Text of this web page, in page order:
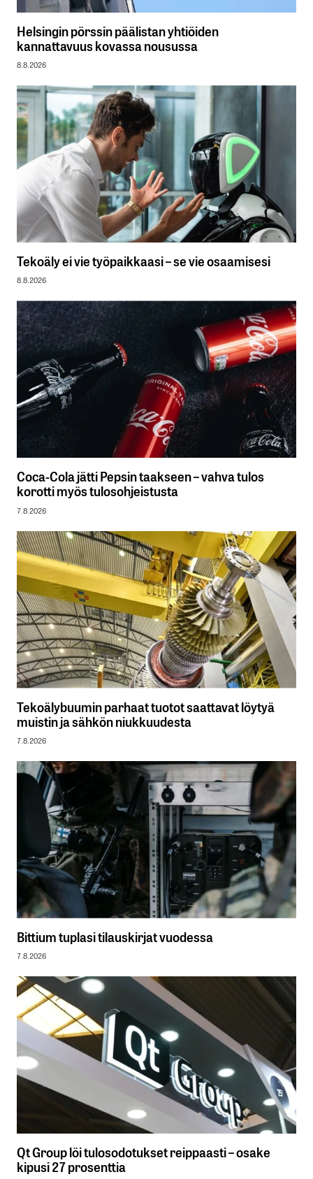
Helsingin pörssin päälistan yhtiöiden
kannattavuus kovassa nousussa
8.8.2026
Tekoäly ei vie työpaikkaasi – se vie osaamisesi
8.8.2026
Coca-Cola jätti Pepsin taakseen – vahva tulos
korotti myös tulosohjeistusta
7.8.2026
Tekoälybuumin parhaat tuotot saattavat löytyä
muistin ja sähkön niukkuudesta
7.8.2026
Bittium tuplasi tilauskirjat vuodessa
7.8.2026
Qt Group löi tulosodotukset reippaasti – osake
kipusi 27 prosenttia